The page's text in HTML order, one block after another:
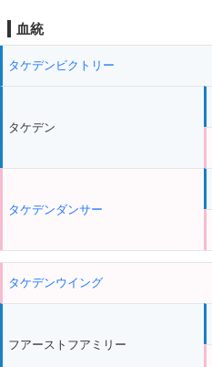
血統
タケデンビクトリー
タケデン
タケデンダンサー
タケデンウイング
フアーストフアミリー